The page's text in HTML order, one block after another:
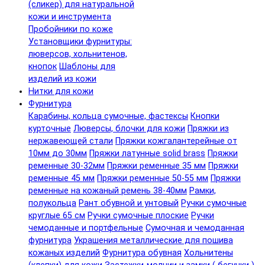
(сликер) для натуральной
кожи и инструмента
Пробойники по коже
Установщики фурнитуры:
люверсов, хольнитенов,
кнопок Шаблоны для
изделий из кожи
Нитки для кожи
Фурнитура
Карабины, кольца сумочные, фастексы Кнопки
курточные Люверсы, блочки для кожи Пряжки из
нержавеющей стали Пряжки кожгалантерейные от
10мм до 30мм Пряжки латунные solid brass Пряжки
ременные 30-32мм Пряжки ременные 35 мм Пряжки
ременные 45 мм Пряжки ременные 50-55 мм Пряжки
ременные на кожаный ремень 38-40мм Рамки,
полукольца Рант обувной и унтовый Ручки сумочные
круглые 65 см Ручки сумочные плоские Ручки
чемоданные и портфельные Сумочная и чемоданная
фурнитура Украшения металлические для пошива
кожаных изделий Фурнитура обувная Хольнитены